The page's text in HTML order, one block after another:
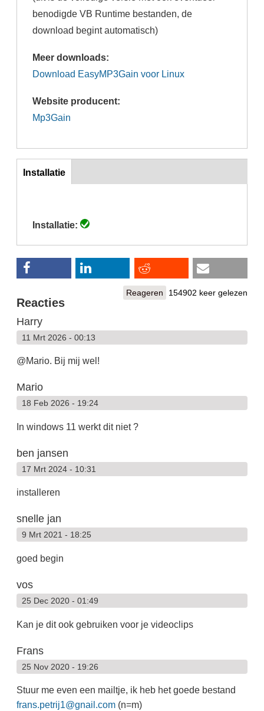
benodigde VB Runtime bestanden, de
download begint automatisch)
Meer downloads:
Download EasyMP3Gain voor Linux
Website producent:
Mp3Gain
Inst
Installatie
Installatie:
Reageren 154902 keer gelezen
Reacties
Harry
11 Mrt 2026 - 00:13
@Mario. Bij mij wel!
Mario
18 Feb 2026 - 19:24
In windows 11 werkt dit niet ?
ben jansen
17 Mrt 2024 - 10:31
installeren
snelle jan
9 Mrt 2021 - 18:25
goed begin
vos
25 Dec 2020 - 01:49
Kan je dit ook gebruiken voor je videoclips
Frans
25 Nov 2020 - 19:26
Stuur me even een mailtje, ik heb het goede bestand
frans.petrij1@gnail.com(n=m)